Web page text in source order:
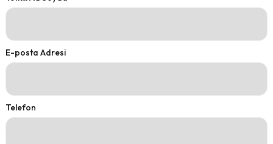
E-posta Adresi
Telefon